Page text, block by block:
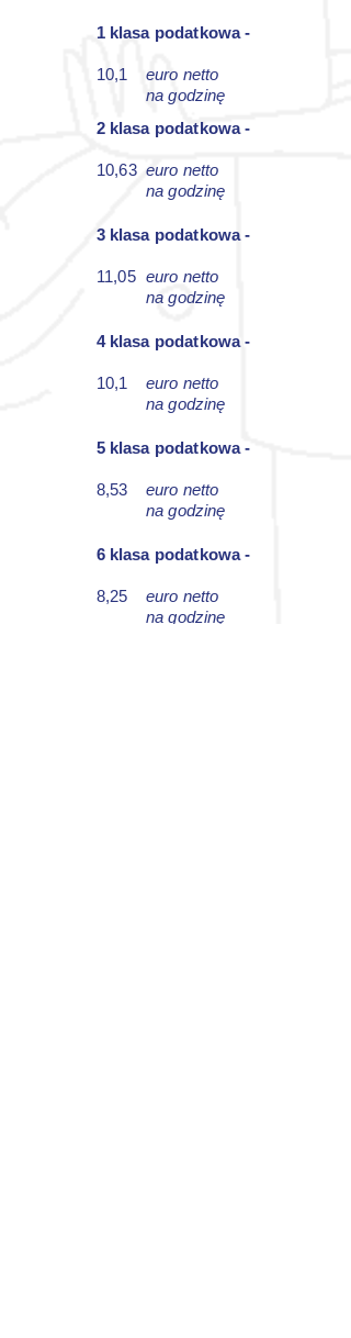
1 klasa podatkowa -
10,1
euro netto
na godzinę
2 klasa podatkowa -
10,63 euro netto
na godzinę
3 klasa podatkowa -
11,05 euro netto
na godzinę
4 klasa podatkowa -
10,1
euro netto
na godzinę
5 klasa podatkowa -
8,53
euro netto
na godzinę
6 klasa podatkowa -
8,25
euro netto
na godzinę